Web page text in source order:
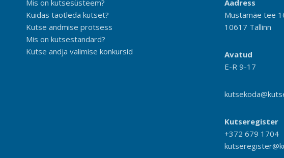
Mis on kutsesüsteem?
Kuidas taotleda kutset?
Kutse andmise protsess
Mis on kutsestandard?
Kutse andja valimise konkursid
Aadress
Mustamäe tee
10617 Tallinn
Avatud
E-R 9-17
Kutseregister
+372 679 1704